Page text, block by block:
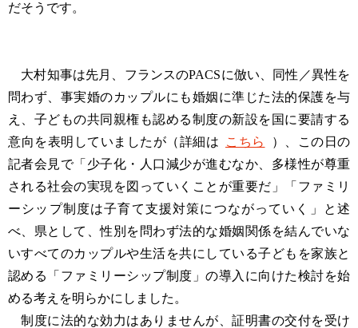
だそうです。
大村知事は先月、フランスのPACSに倣い、同性／異性を
問わず、事実婚のカップルにも婚姻に準じた法的保護を与
え、子どもの共同親権も認める制度の新設を国に要請する
意向を表明していましたが（詳細は
こちら
）、この日の
記者会見で「少子化・人口減少が進むなか、多様性が尊重
される社会の実現を図っていくことが重要だ」「ファミリ
ーシップ制度は子育て支援対策につながっていく」と述
べ、県として、性別を問わず法的な婚姻関係を結んでいな
いすべてのカップルや生活を共にしている子どもを家族と
認める「ファミリーシップ制度」の導入に向けた検討を始
める考えを明らかにしました。
制度に法的な効力はありませんが、証明書の交付を受け